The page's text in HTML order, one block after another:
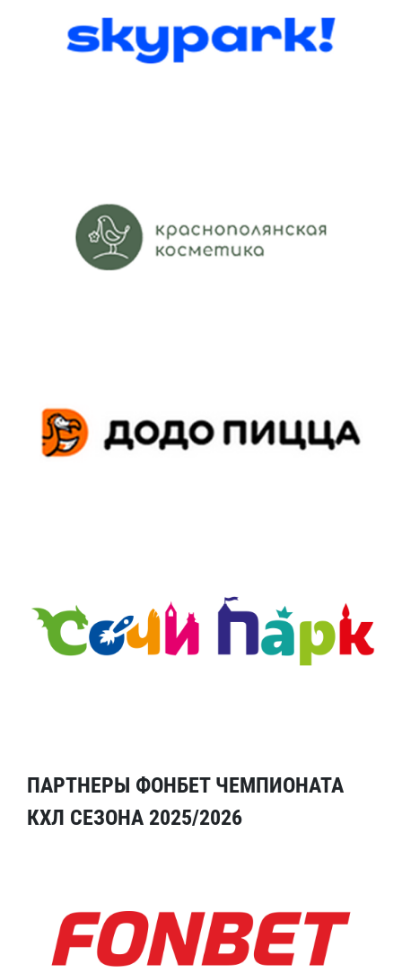
ПАРТНЕРЫ ФОНБЕТ ЧЕМПИОНАТА
КХЛ СЕЗОНА 2025/2026